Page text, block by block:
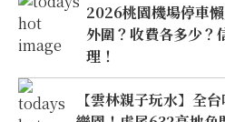
2026桃園機場停車
外圍？收費各多少？
理！
【雲林親子玩水】全